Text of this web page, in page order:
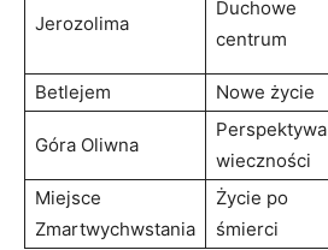
Jerozolima
Duchowe
centrum
Betlejem
Nowe życie
Góra Oliwna
Perspektywa
wieczności
Miejsce
Zmartwychwstania
Życie po
śmierci